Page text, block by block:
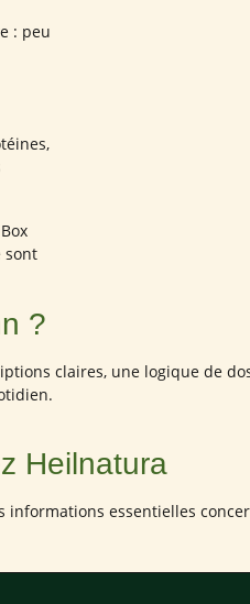
: peu
sont
?
claires, une logique de
Heilnatura
essentielles